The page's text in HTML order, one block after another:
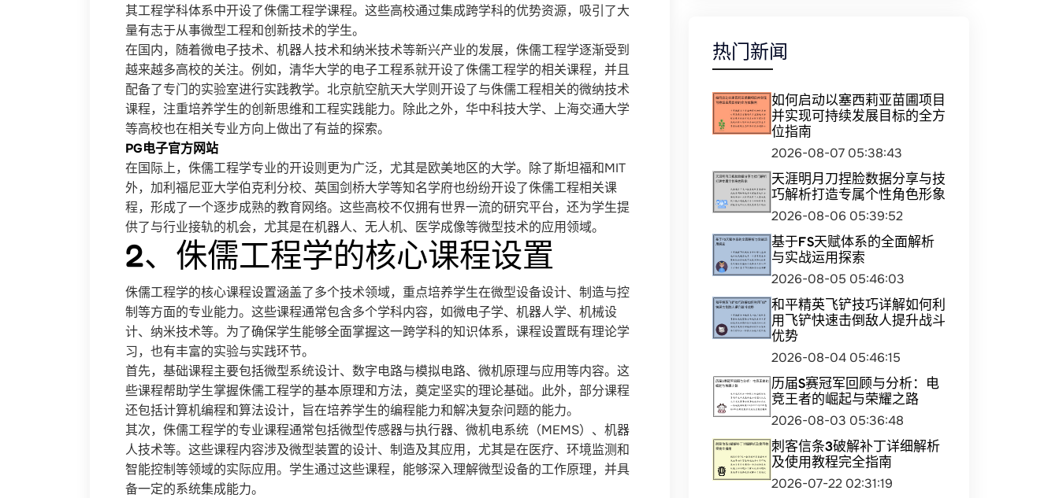
其工程学科体系中开设了侏儒工程学课程。这些高校通过集成跨学科的优势资源，吸引了大
量有志于从事微型工程和创新技术的学生。
在国内，随着微电子技术、机器人技术和纳米技术等新兴产业的发展，侏儒工程学逐渐受到
越来越多高校的关注。例如，清华大学的电子工程系就开设了侏儒工程学的相关课程，并且
配备了专门的实验室进行实践教学。北京航空航天大学则开设了与侏儒工程相关的微纳技术
课程，注重培养学生的创新思维和工程实践能力。除此之外，华中科技大学、上海交通大学
等高校也在相关专业方向上做出了有益的探索。
PG电子官方网站
在国际上，侏儒工程学专业的开设则更为广泛，尤其是欧美地区的大学。除了斯坦福和MIT
外，加利福尼亚大学伯克利分校、英国剑桥大学等知名学府也纷纷开设了侏儒工程相关课
程，形成了一个逐步成熟的教育网络。这些高校不仅拥有世界一流的研究平台，还为学生提
供了与行业接轨的机会，尤其是在机器人、无人机、医学成像等微型技术的应用领域。
2、侏儒工程学的核心课程设置
侏儒工程学的核心课程设置涵盖了多个技术领域，重点培养学生在微型设备设计、制造与控
制等方面的专业能力。这些课程通常包含多个学科内容，如微电子学、机器人学、机械设
计、纳米技术等。为了确保学生能够全面掌握这一跨学科的知识体系，课程设置既有理论学
习，也有丰富的实验与实践环节。
首先，基础课程主要包括微型系统设计、数字电路与模拟电路、微机原理与应用等内容。这
些课程帮助学生掌握侏儒工程学的基本原理和方法，奠定坚实的理论基础。此外，部分课程
还包括计算机编程和算法设计，旨在培养学生的编程能力和解决复杂问题的能力。
其次，侏儒工程学的专业课程通常包括微型传感器与执行器、微机电系统（MEMS）、机器
人技术等。这些课程内容涉及微型装置的设计、制造及其应用，尤其是在医疗、环境监测和
智能控制等领域的实际应用。学生通过这些课程，能够深入理解微型设备的工作原理，并具
备一定的系统集成能力。
热门新闻
如何启动以塞西莉亚苗圃项目
并实现可持续发展目标的全方
位指南
2026-08-07 05:38:43
天涯明月刀捏脸数据分享与技
巧解析打造专属个性角色形象
2026-08-06 05:39:52
基于FS天赋体系的全面解析
与实战运用探索
2026-08-05 05:46:03
和平精英飞铲技巧详解如何利
用飞铲快速击倒敌人提升战斗
优势
2026-08-04 05:46:15
历届S赛冠军回顾与分析：电
竞王者的崛起与荣耀之路
2026-08-03 05:36:48
刺客信条3破解补丁详细解析
及使用教程完全指南
2026-07-22 02:31:19